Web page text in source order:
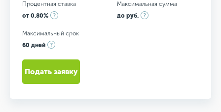
Процентная ставка
от 0.80%
Максимальная сумма
до руб.
Максимальный срок
60 дней
Подать заявку